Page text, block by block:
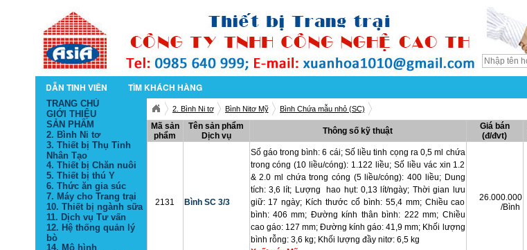
DẪN TINH VIÊN TÌM KHÁCH HÀNG
2. Bình Ni tơ Bình Nitơ Mỹ Bình Chứa mẫu nhỏ (SC)
Mã sản
phẩm
Tên sản phẩm
Dịch vụ
Thông số kỹ thuật
Giá bán
(đ/đvt)
2131 Bình SC 3/3
Số gáo trong bình: 6 cái; Số liều tinh cọng ra 0,5 ml chứa
trong cóng (10 liều/cóng): 1.122 liều; Số liều vác xin 1.2
& 2.0 ml chứa trong cóng (5 liều/cóng): 400 liều; Dung
tích: 3,6 lít; Lượng hao hụt: 0,13 lít/ngày; Thời gian lưu
giữ: 17 ngày; Kích thước cổ bình: 55,4 mm; Chiều cao
bình: 406 mm; Đường kính thân bình: 222 mm; Chiều
cao gáo: 127 mm; Đường kính gáo: 41,9 mm; Khối lượng
bình rỗng: 3,6 kg; Khối lượng đầy nitơ: 6,5 kg
26.000.000
/Bình
TRANG CHỦ
GIỚI THIỆU
SẢN PHẨM
2. Bình Ni tơ
3. Thiết bị Thụ Tinh
Nhân Tạo
4. Thiết bị Chăn nuôi
5. Thiết bị thú Y
6. Thức ăn gia súc
7. Máy cho Trang trại
10. Thiết bị ngành sữa
11. Dịch vụ Tư vấn
12. Hệ thống quản lý
bò
14. Mô hình